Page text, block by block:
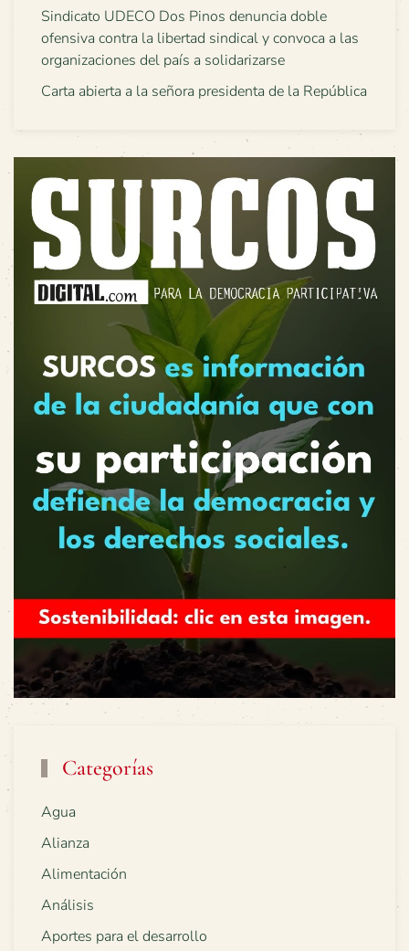
Sindicato UDECO Dos Pinos denuncia doble
ofensiva contra la libertad sindical y convoca a las
organizaciones del país a solidarizarse
Carta abierta a la señora presidenta de la República
Categorías
Agua
Alianza
Alimentación
Análisis
Aportes para el desarrollo